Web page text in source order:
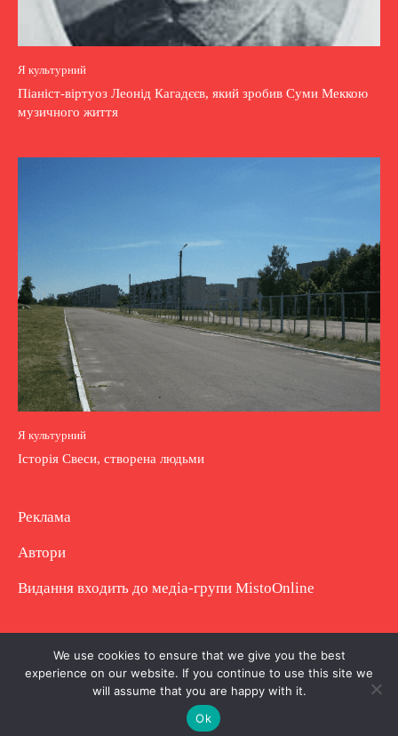
Я культурний
Піаніст-віртуоз Леонід Кагадєєв, який зробив Суми Меккою
музичного життя
Я культурний
Історія Свеси, створена людьми
Реклама
Автори
Видання входить до медіа-групи MistoOnline
Copyright © Повне використання матеріалу
заборонено. Частково можна з гіперпосиланням.
We use cookies to ensure that we give you the best
experience on our website. If you continue to use this site we
will assume that you are happy with it.
Ok